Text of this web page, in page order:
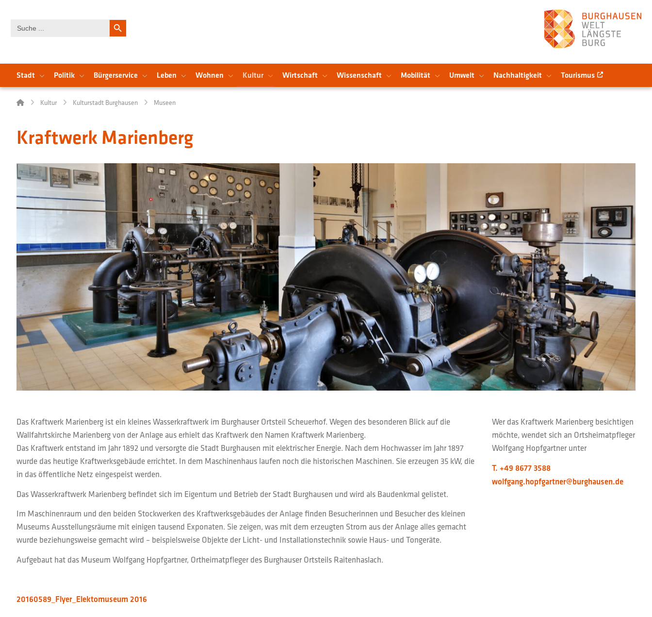
for:
Search Button
Stadt Politik Bürgerservice Leben Wohnen Kultur Wirtschaft Wissenschaft Mobilität Umwelt Nachhaltigkeit Tourismus
Kultur Kulturstadt Burghausen Museen
Kraftwerk Marienberg
Das Kraftwerk Marienberg ist ein kleines Wasserkraftwerk im Burghauser Ortsteil Scheuerhof. Wegen des besonderen Blick auf die
Wallfahrtskirche Marienberg von der Anlage aus erhielt das Kraftwerk den Namen Kraftwerk Marienberg.
Das Kraftwerk entstand im Jahr 1892 und versorgte die Stadt Burghausen mit elektrischer Energie. Nach dem Hochwasser im Jahr 1897
wurde das heutige Kraftwerksgebäude errichtet. In dem Maschinenhaus laufen noch die historischen Maschinen. Sie erzeugen 35 kW, die
in das öffentliche Netz eingespeist werden.
Das Wasserkraftwerk Marienberg befindet sich im Eigentum und Betrieb der Stadt Burghausen und wird als Baudenkmal gelistet.
Im Maschinenraum und den beiden Stockwerken des Kraftwerksgebäudes der Anlage finden Besucherinnen und Besucher des kleinen
Museums Ausstellungsräume mit einigen tausend Exponaten. Sie zeigen, was mit dem erzeugten Strom aus der Anlage alles gemacht
wurde beziehungsweise gemacht wird – beispielsweise Objekte der Licht- und Installationstechnik sowie Haus- und Tongeräte.
Aufgebaut hat das Museum Wolfgang Hopfgartner, Ortheimatpfleger des Burghauser Ortsteils Raitenhaslach.
20160589_Flyer_Elektomuseum 2016
Wer das Kraftwerk Marienberg besichtigen
möchte, wendet sich an Ortsheimatpfleger
Wolfgang Hopfgartner unter
T. +49 8677 3588
wolfgang.hopfgartner@burghausen.de